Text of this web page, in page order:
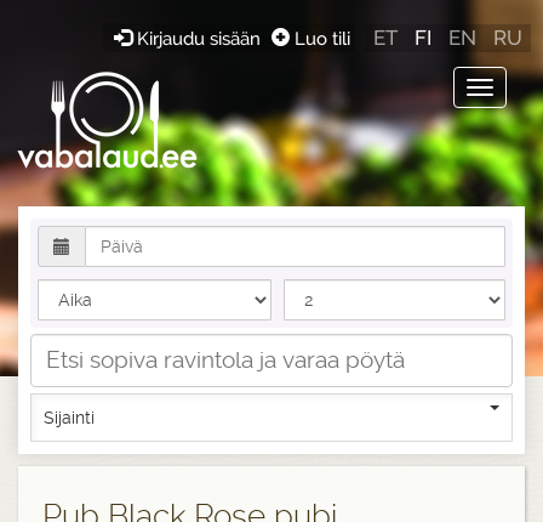
Toggle
Kirjaudu sisään Luo tili ET FI EN RU
Sijainti